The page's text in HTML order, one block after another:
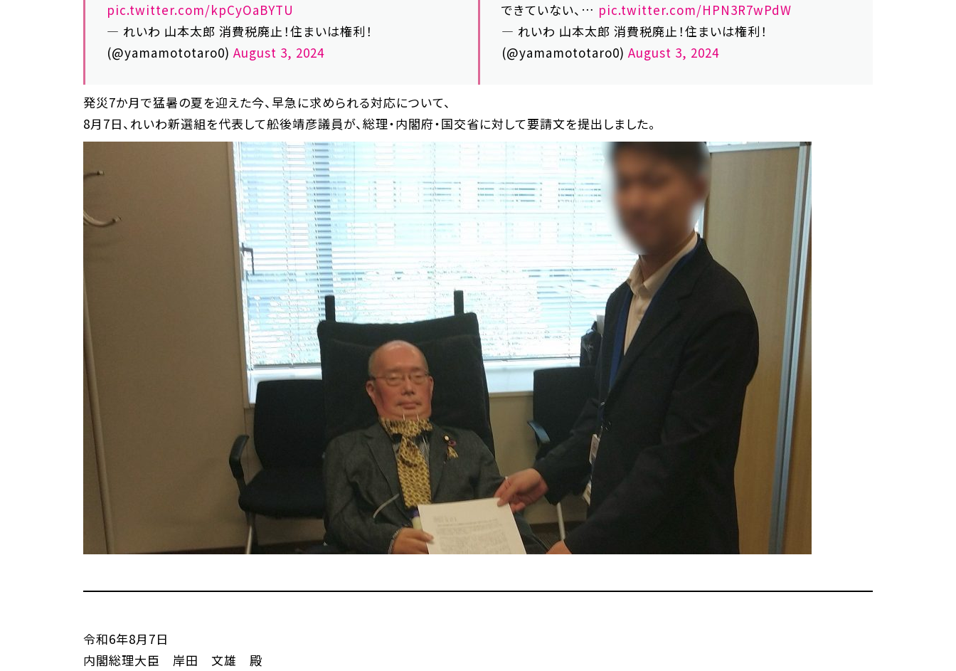
pic.twitter.com/kpCyOaBYTU
— れいわ 山本太郎 消費税廃止！住まいは権利！
(@yamamototaro0) August 3, 2024
できていない、… pic.twitter.com/HPN3R7wPdW
— れいわ 山本太郎 消費税廃止！住まいは権利！
(@yamamototaro0) August 3, 2024
発災7か月で猛暑の夏を迎えた今、早急に求められる対応について、
8月7日、れいわ新選組を代表して舩後靖彦議員が、総理・内閣府・国交省に対して要請文を提出しました。
令和6年8月7日
内閣総理大臣 岸田 文雄 殿